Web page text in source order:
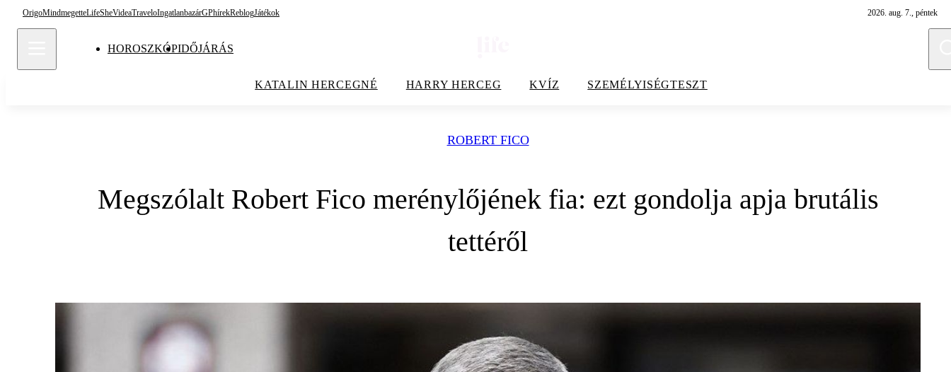
OrigoMindmegetteLifeSheVideaTraveloIngatlanbazárGPhírekReblogJátékok 2026. aug. 7., péntek
HOROSZKÓPIDŐJÁRÁS
KATALIN HERCEGNÉ HARRY HERCEG KVÍZ SZEMÉLYISÉGTESZT
ROBERT FICO
Megszólalt Robert Fico merénylőjének fia: ezt gondolja apja brutális
tettéről